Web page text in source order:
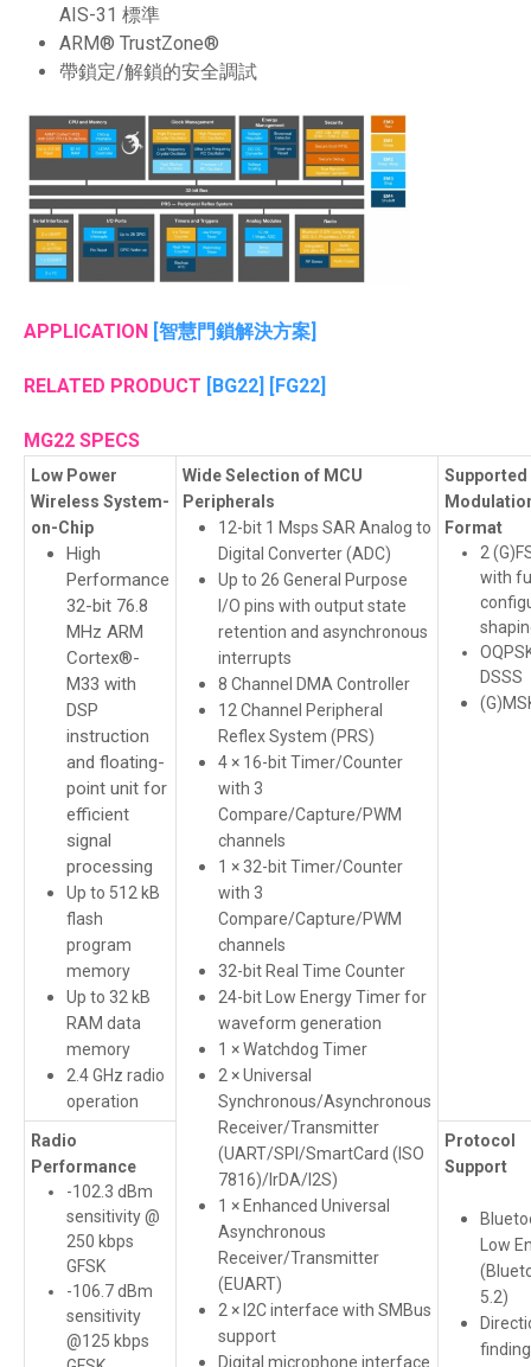
AIS-31 標準
ARM® TrustZone®
帶鎖定/解鎖的安全調試
APPLICATION 智慧門鎖解決方案
RELATED PRODUCT BG22 FG22
MG22 SPECS
Low Power
Wireless System-
on-Chip
High
Performance
32-bit 76.8
MHz ARM
Cortex®-
M33 with
DSP
instruction
and floating-
point unit for
efficient
signal
processing
Up to 512 kB
flash
program
memory
Up to 32 kB
RAM data
memory
2.4 GHz radio
operation
Wide Selection of MCU
Peripherals
12-bit 1 Msps SAR Analog to
Digital Converter (ADC)
Up to 26 General Purpose
I/O pins with output state
retention and asynchronous
interrupts
8 Channel DMA Controller
12 Channel Peripheral
Reflex System (PRS)
4 × 16-bit Timer/Counter
with 3
Compare/Capture/PWM
channels
1 × 32-bit Timer/Counter
with 3
Compare/Capture/PWM
channels
32-bit Real Time Counter
24-bit Low Energy Timer for
waveform generation
1 × Watchdog Timer
2 × Universal
Synchronous/Asynchronous
Receiver/Transmitter
(UART/SPI/SmartCard (ISO
7816)/IrDA/I2S)
1 × Enhanced Universal
Asynchronous
Receiver/Transmitter
(EUART)
2 × I2C interface with SMBus
support
Digital microphone interface
Supported
Format
2
with
DSSS
Radio
Performance
-102.3 dBm
sensitivity @
250 kbps
GFSK
-106.7 dBm
sensitivity
@125 kbps
Protocol
Support
Low
5.2)
finding